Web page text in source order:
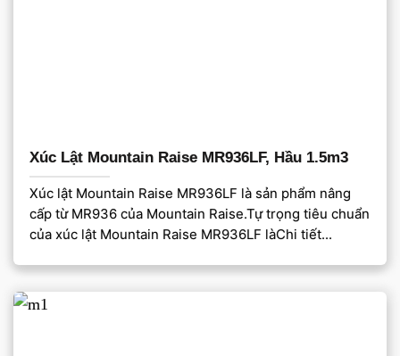
Xúc Lật Mountain Raise MR936LF, Hầu 1.5m3
Xúc lật Mountain Raise MR936LF là sản phẩm nâng
cấp từ MR936 của Mountain Raise.Tự trọng tiêu chuẩn
của xúc lật Mountain Raise MR936LF làChi tiết...